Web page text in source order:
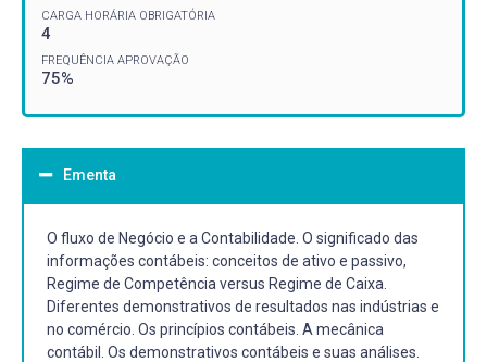
CARGA HORÁRIA OBRIGATÓRIA
4
FREQUÊNCIA APROVAÇÃO
75%
Ementa
O fluxo de Negócio e a Contabilidade. O significado das
informações contábeis: conceitos de ativo e passivo,
Regime de Competência versus Regime de Caixa.
Diferentes demonstrativos de resultados nas indústrias e
no comércio. Os princípios contábeis. A mecânica
contábil. Os demonstrativos contábeis e suas análises.